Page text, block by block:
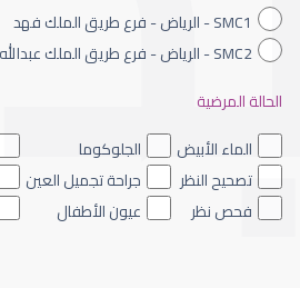
ضعف نظر العين اليسرى
SMC1 - الرياض - فرع طريق الملك فهد
SMC2 - الرياض - فرع طريق الملك عبدالله
الحالة المرضية
الماء الأبيض
الجلوكوما
تصحيح النظر
جراحة تجميل العين
فحص نظر
عيون الأطفال